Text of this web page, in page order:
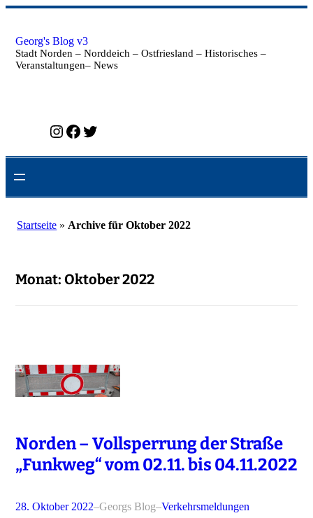
Zum
springen
Georg's Blog v3
Stadt Norden – Norddeich – Ostfriesland – Historisches –
Veranstaltungen– News
Instagram Facebook Twitter
Startseite » Archive für Oktober 2022
Monat: Oktober 2022
Norden – Vollsperrung der Straße
„Funkweg“ vom 02.11. bis 04.11.2022
28. Oktober 2022–Georgs Blog–Verkehrsmeldungen